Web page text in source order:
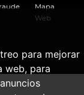
para mejorar
web, para
Mapa
Web